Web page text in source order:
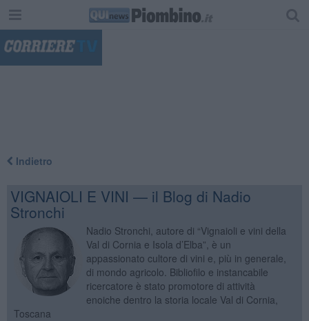
Indietro
VIGNAIOLI E VINI — il Blog di Nadio
Stronchi
Nadio Stronchi, autore di “Vignaioli e vini della
Val di Cornia e Isola d’Elba”, è un
appassionato cultore di vini e, più in generale,
di mondo agricolo. Bibliofilo e instancabile
ricercatore è stato promotore di attività
enoiche dentro la storia locale Val di Cornia,
Toscana